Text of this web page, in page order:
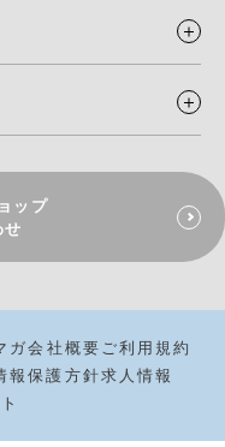
ップ
せ
ガ会社概要 ご利用規約
報保護方針求人情報